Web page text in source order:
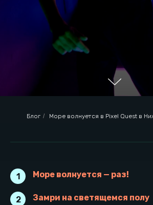
Блог / Море волнуется в Pixel Quest в
1 Море волнуется — раз!
2 Замри на светящемся полу
Море волнуется — раз!